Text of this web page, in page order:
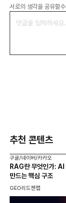
서로의 생각을 공유할
추천 콘텐츠
구글/네이버/카카오
RAG란 무엇인가: AI
만드는 핵심 구조
GEO리드젠랩